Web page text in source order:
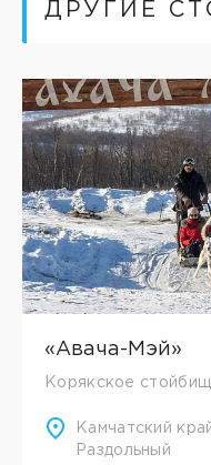
ДРУГИЕ
«Авача-Мэй»
Корякское
Камчатский
Раздольный